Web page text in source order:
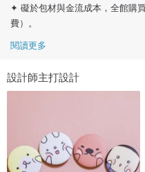
✦ 礙於包材與金流成本，全館購
費）。
閱讀更多
設計師主打設計